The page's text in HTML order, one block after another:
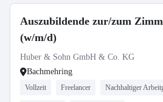
Auszubildende zur/zum
(w/m/d)
Huber & Sohn GmbH & Co. KG
Bachmehring
Vollzeit Freelancer Nachhaltiger